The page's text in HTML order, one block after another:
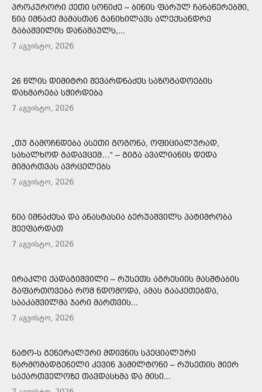
ᲞᲠᲝᲙᲣᲠᲝᲠᲘ ᲥᲔᲗᲘ ᲡᲝᲜᲘᲫᲔ – ᲑᲘᲜᲘᲡ ᲤᲐᲠᲣᲚ ᲩᲐᲜᲐᲬᲔᲠᲔᲑᲨᲘ,
ᲜᲘᲐ ᲘᲛᲜᲐᲫᲔ ᲛᲐᲛᲐᲡᲗᲐᲜ ᲒᲐᲜᲘᲮᲘᲚᲐᲕᲡ ᲐᲚᲔᲥᲡᲐᲜᲓᲠᲔ
ᲒᲐᲑᲐᲨᲕᲘᲚᲘᲡ ᲓᲐᲜᲐᲨᲐᲣᲚᲡ,...
7 აგვისტო, 2026
26 ᲬᲚᲘᲡ ᲓᲘᲛᲘᲢᲠᲘ ᲨᲔᲕᲐᲠᲓᲜᲐᲫᲔᲡ ᲡᲐᲖᲝᲒᲐᲓᲝᲔᲑᲘᲡ
ᲓᲐᲮᲛᲐᲠᲔᲑᲐ ᲡᲭᲘᲠᲓᲔᲑᲐ
7 აგვისტო, 2026
„ᲗᲣ ᲒᲐᲛᲝᲩᲜᲓᲔᲑᲐ ᲐᲡᲔᲗᲘ ᲒᲝᲒᲝᲜᲐ, ᲝᲤᲘᲪᲘᲐᲚᲣᲠᲐᲓ,
ᲡᲐᲮᲐᲚᲮᲝᲓ ᲒᲐᲓᲐᲕᲪᲔᲛ…“ – ᲒᲘᲒᲐ ᲐᲕᲐᲚᲘᲐᲜᲘᲡ ᲓᲔᲓᲐ
ᲛᲘᲛᲐᲠᲗᲕᲐᲡ ᲐᲕᲠᲪᲔᲚᲔᲑᲡ
7 აგვისტო, 2026
ᲜᲘᲐ ᲘᲛᲜᲐᲫᲔᲡᲐ ᲓᲐ ᲐᲜᲐᲡᲢᲐᲡᲘᲐ ᲑᲔᲠᲣᲐᲨᲕᲘᲚᲡ ᲞᲐᲢᲘᲛᲠᲝᲑᲐ
ᲨᲔᲔᲤᲐᲠᲓᲐᲗ
7 აგვისტო, 2026
ᲘᲠᲐᲙᲚᲘ ᲥᲐᲓᲐᲒᲘᲨᲕᲘᲚᲘ – ᲠᲣᲡᲔᲗᲡ ᲐᲒᲠᲔᲡᲘᲘᲡ ᲛᲐᲡᲨᲢᲐᲑᲘᲡ
ᲒᲐᲤᲐᲠᲗᲝᲕᲔᲑᲐ ᲠᲝᲛ ᲜᲓᲝᲛᲝᲓᲐ, ᲐᲛᲐᲡ ᲒᲐᲐᲙᲔᲗᲔᲑᲓᲐ,
ᲡᲐᲐᲙᲐᲨᲕᲘᲚᲛᲐ ᲯᲐᲠᲘ ᲛᲐᲠᲗᲕᲘᲡ...
7 აგვისტო, 2026
ᲜᲐᲢᲝ-Ს ᲒᲔᲜᲔᲠᲐᲚᲣᲠᲘ ᲛᲓᲘᲕᲜᲘᲡ ᲡᲞᲔᲪᲘᲐᲚᲣᲠᲘ
ᲬᲐᲠᲛᲝᲛᲐᲓᲒᲔᲜᲔᲚᲘ ᲙᲔᲕᲘᲜ ᲰᲐᲛᲘᲚᲢᲝᲜᲘ – ᲠᲣᲡᲔᲗᲘᲡ ᲛᲘᲔᲠ
ᲡᲐᲥᲐᲠᲗᲕᲔᲚᲝᲖᲔ ᲗᲐᲕᲓᲐᲡᲮᲛᲐ ᲓᲐ ᲛᲘᲡᲘ...